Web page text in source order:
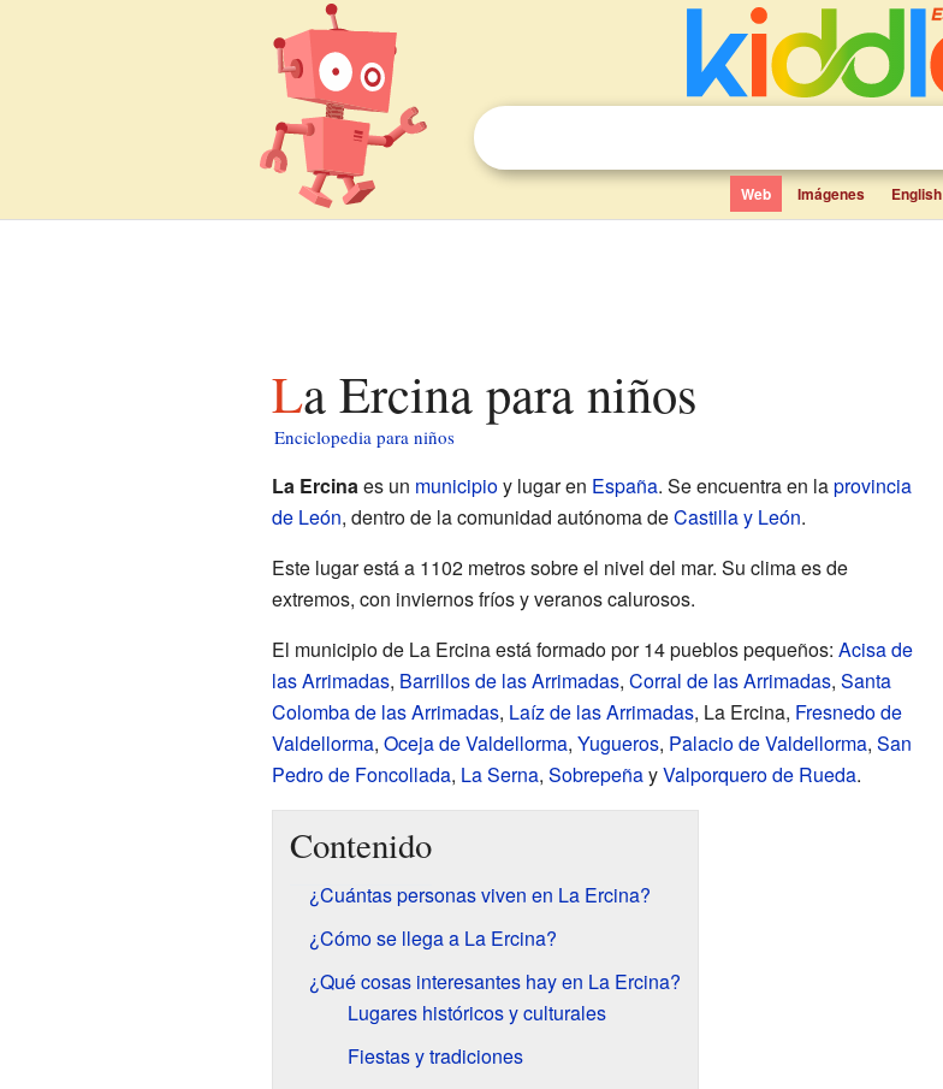
Web Imágenes English
La Ercina para niños
Enciclopedia para niños
La Ercinaes un municipioy lugar en España. Se encuentra en laprovincia
de León, dentro de la comunidad autónoma deCastilla y León.
Este lugar está a 1102 metros sobre el nivel del mar. Su clima es de
extremos, con inviernos fríos y veranos calurosos.
El municipio de La Ercina está formado por 14 pueblos pequeños: Acisa de
las Arrimadas, Barrillos de las Arrimadas, Corral de las Arrimadas, Santa
Colomba de las Arrimadas, Laíz de las Arrimadas, La Ercina, Fresnedo de
Valdellorma, Oceja de Valdellorma, Yugueros, Palacio de Valdellorma, San
Pedro de Foncollada, La Serna, SobrepeñayValporquero de Rueda.
Contenido
¿Cuántas personas viven en La Ercina?
¿Cómo se llega a La Ercina?
¿Qué cosas interesantes hay en La Ercina?
Lugares históricos y culturales
Fiestas y tradiciones